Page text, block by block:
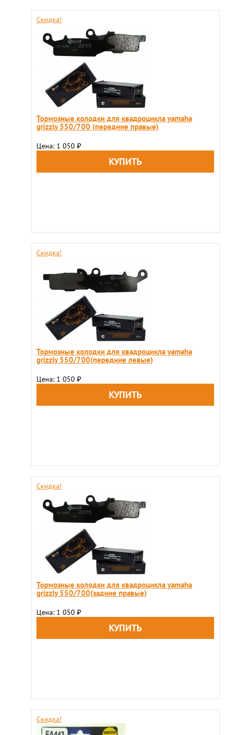
Скидка!
Тормозные колодки для квадроцикла yamaha
grizzly 550/700 (передние правые)
Цена: 1 050 ₽
Скидка!
Тормозные колодки для квадроцикла yamaha
grizzly 550/700(передние левые)
Цена: 1 050 ₽
Скидка!
Тормозные колодки для квадроцикла yamaha
grizzly 550/700(задние правые)
Цена: 1 050 ₽
Скидка!